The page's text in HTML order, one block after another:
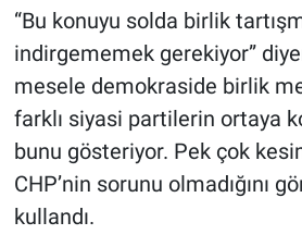
“Bu konuyu solda birlik
indirgememek gerekiyor”
mesele demokraside birlik
farklı siyasi partilerin ortaya
bunu gösteriyor. Pek çok
CHP’nin sorunu olmadığını
kullandı.